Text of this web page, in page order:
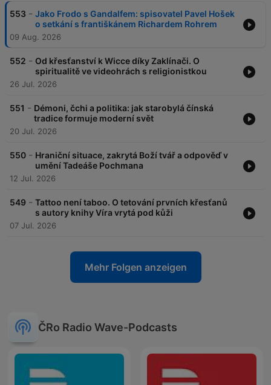
553 - Jako Frodo s Gandalfem: spisovatel Pavel Hošek
o setkání s františkánem Richardem Rohrem
09 Aug. 2026
552 - Od křesťanství k Wicce díky Zaklínači. O
spiritualitě ve videohrách s religionistkou
26 Jul. 2026
551 - Démoni, čchi a politika: jak starobylá čínská
tradice formuje moderní svět
20 Jul. 2026
550 - Hraniční situace, zakrytá Boží tvář a odpověď v
umění Tadeáše Pochmana
12 Jul. 2026
549 - Tattoo není taboo. O tetování prvních křesťanů
s autory knihy Víra vrytá pod kůži
07 Jul. 2026
Mehr Folgen anzeigen
ČRo Radio Wave-Podcasts